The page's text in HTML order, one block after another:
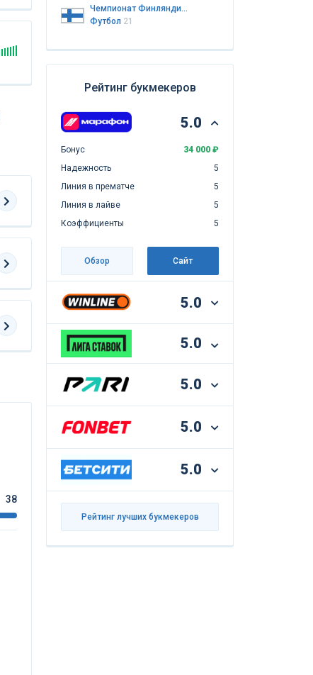
38
Чемпионат Финляндии. Колмонен. 3-й дивизион
Футбол 21
Рейтинг букмекеров
5.0
Бонус
34 000 ₽
Надежность
5
Линия в прематче
5
Линия в лайве
5
Коэффициенты
5
Обзор Сайт
5.0
5.0
5.0
5.0
5.0
Рейтинг лучших букмекеров